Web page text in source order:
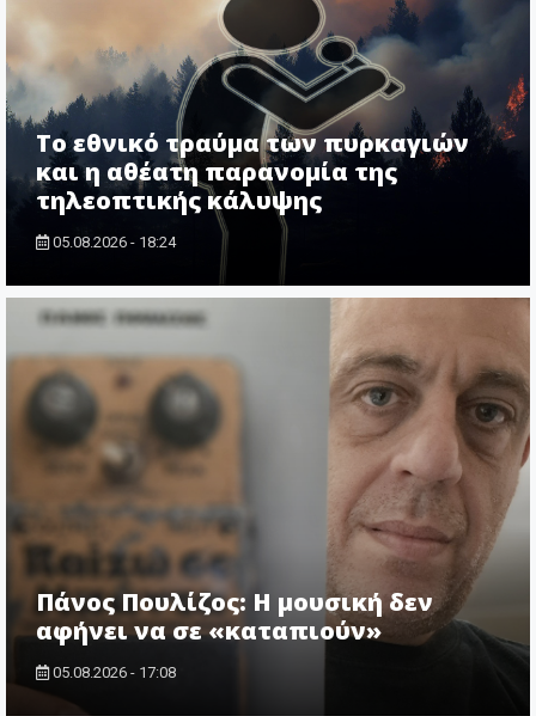
Το εθνικό τραύμα των πυρκαγιών
και η αθέατη παρανομία της
τηλεοπτικής κάλυψης
05.08.2026 - 18:24
Πάνος Πουλίζος: Η μουσική δεν
αφήνει να σε «καταπιούν»
05.08.2026 - 17:08